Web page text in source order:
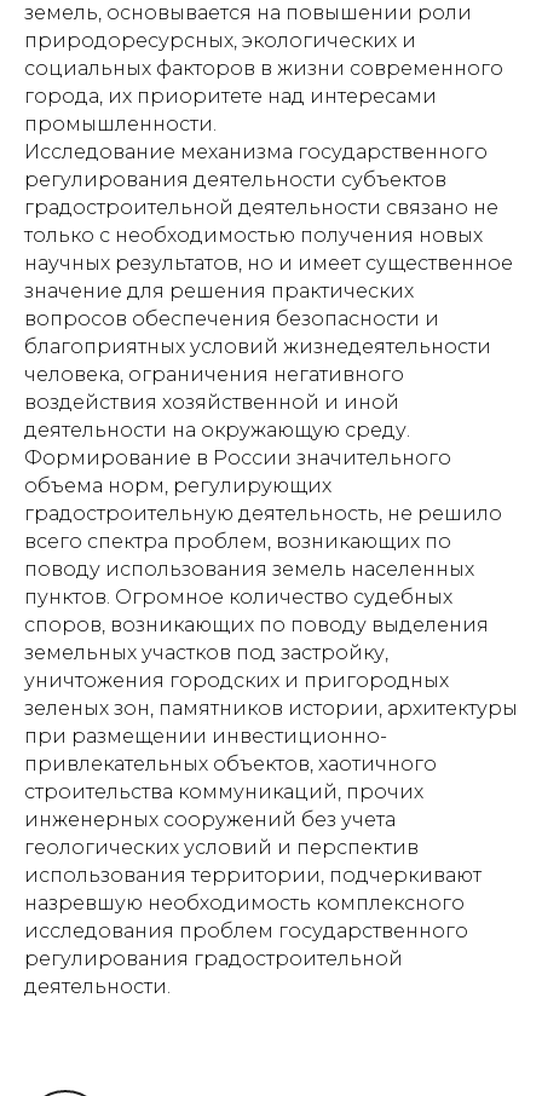
земель, основывается на повышении роли
природоресурсных, экологических и
социальных факторов в жизни современного
города, их приоритете над интересами
промышленности.
Исследование механизма государственного
регулирования деятельности субъектов
градостроительной деятельности связано не
только с необходимостью получения новых
научных результатов, но и имеет существенное
значение для решения практических
вопросов обеспечения безопасности и
благоприятных условий жизнедеятельности
человека, ограничения негативного
воздействия хозяйственной и иной
деятельности на окружающую среду.
Формирование в России значительного
объема норм, регулирующих
градостроительную деятельность, не решило
всего спектра проблем, возникающих по
поводу использования земель населенных
пунктов. Огромное количество судебных
споров, возникающих по поводу выделения
земельных участков под застройку,
уничтожения городских и пригородных
зеленых зон, памятников истории, архитектуры
при размещении инвестиционно-
привлекательных объектов, хаотичного
строительства коммуникаций, прочих
инженерных сооружений без учета
геологических условий и перспектив
использования территории, подчеркивают
назревшую необходимость комплексного
исследования проблем государственного
регулирования градостроительной
деятельности.
Аппаратная косметология
Лазерное омоложение PicoSure
SMAS-лифтинг Ultherapy
+7 (499) 110-54-29
info@xella.clinic
Печатников переулок, 12
Записаться